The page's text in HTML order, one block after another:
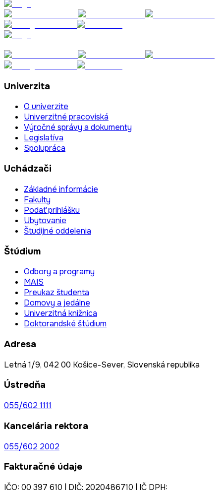
Univerzita
O univerzite
Univerzitné pracoviská
Výročné správy a dokumenty
Legislatíva
Spolupráca
Uchádzači
Základné informácie
Fakulty
Podať prihlášku
Ubytovanie
Študijné oddelenia
Štúdium
Odbory a programy
MAIS
Preukaz študenta
Domovy a jedálne
Univerzitná knižnica
Doktorandské štúdium
Adresa
Letná 1/9, 042 00 Košice-Sever, Slovenská republika
Ústredňa
055/602 1111
Kancelária rektora
055/602 2002
Fakturačné údaje
IČO: 00 397 610 | DIČ: 2020486710 | IČ DPH: